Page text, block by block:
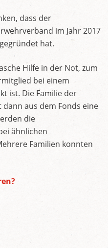
dass der
im Jahr 2017
hat.
Hilfe in der Not, zum
bei einem
ist. Die Familie der
aus dem Fonds eine
die
ähnlichen
Familien konnten